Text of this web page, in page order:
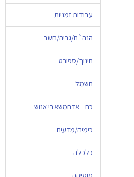
עבודות זמניות
הנה`ח/גביה/חשב
חינוך/ספורט
חשמל
כח - אדםמשאבי אנוש
כימיה/מדעים
כלכלה
מוסיקה